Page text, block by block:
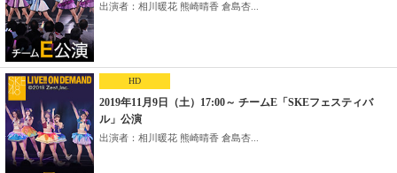
出演者：相川暖花 熊崎晴香 倉島杏...
HD
2019年11月9日（土）17:00～ チームE「SKEフェスティバ
ル」公演
出演者：相川暖花 熊崎晴香 倉島杏...